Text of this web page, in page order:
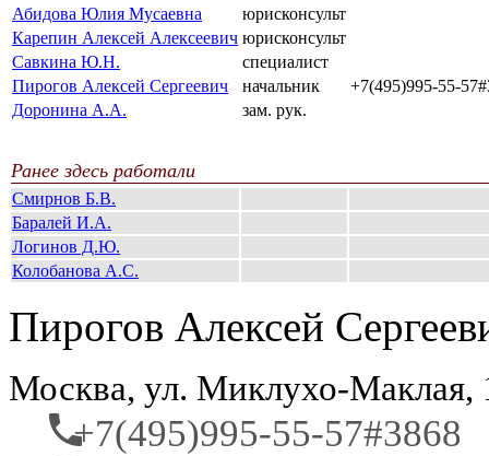
Абидова Юлия Мусаевна
юрисконсульт
Карепин Алексей Алексеевич юрисконсульт
Савкина Ю.Н.
специалист
Пирогов Алексей Сергеевич
начальник
+7(495)995-55-
Доронина А.А.
зам. рук.
Ранее здесь работали
Смирнов Б.В.
Баралей И.А.
Логинов Д.Ю.
Колобанова А.С.
Пирогов Алексей
Москва, ул. Миклухо-
+7(495)995-55-57#3868